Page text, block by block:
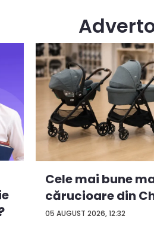
05 AUGUST 2026, 12:32
Cele mai bune
cărucioare din